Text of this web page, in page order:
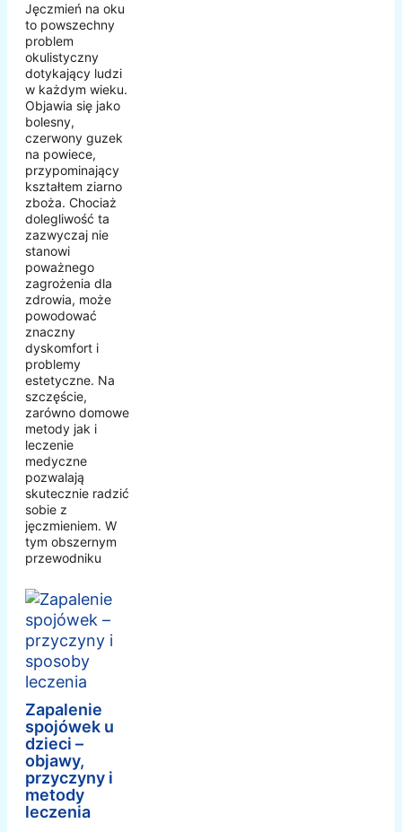
Jęczmień na oku
to powszechny
problem
okulistyczny
dotykający ludzi
w każdym wieku.
Objawia się jako
bolesny,
czerwony guzek
na powiece,
przypominający
kształtem ziarno
zboża. Chociaż
dolegliwość ta
zazwyczaj nie
stanowi
poważnego
zagrożenia dla
zdrowia, może
powodować
znaczny
dyskomfort i
problemy
estetyczne. Na
szczęście,
zarówno domowe
metody jak i
leczenie
medyczne
pozwalają
skutecznie radzić
sobie z
jęczmieniem. W
tym obszernym
przewodniku
Zapalenie
spojówek u
dzieci –
objawy,
przyczyny i
metody
leczenia